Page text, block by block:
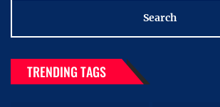
TRENDING TAGS